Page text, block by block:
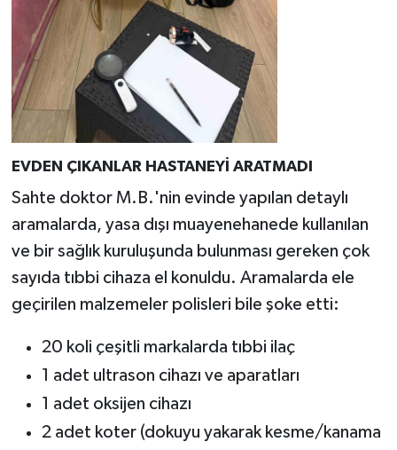
EVDEN ÇIKANLAR HASTANEYİ ARATMADI
Sahte doktor M.B.'nin evinde yapılan detaylı
aramalarda, yasa dışı muayenehanede kullanılan
ve bir sağlık kuruluşunda bulunması gereken çok
sayıda tıbbi cihaza el konuldu. Aramalarda ele
geçirilen malzemeler polisleri bile şoke etti:
20 koli çeşitli markalarda tıbbi ilaç
1 adet ultrason cihazı ve aparatları
1 adet oksijen cihazı
2 adet koter (dokuyu yakarak kesme/kanama